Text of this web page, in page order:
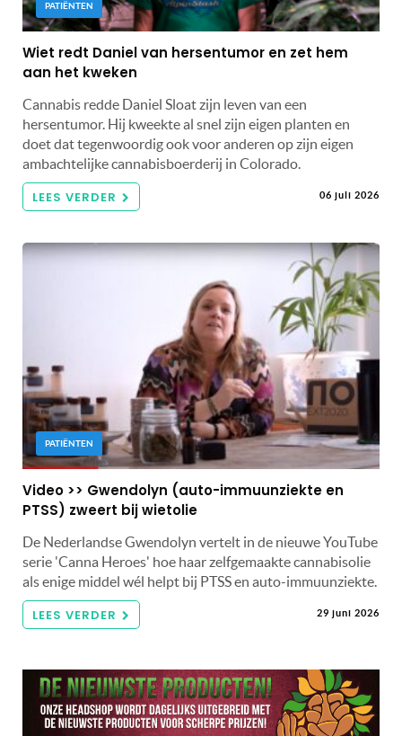
PATIËNTEN
Wiet redt Daniel van hersentumor en zet hem
aan het kweken
Cannabis redde Daniel Sloat zijn leven van een
hersentumor. Hij kweekte al snel zijn eigen planten en
doet dat tegenwoordig ook voor anderen op zijn eigen
ambachtelijke cannabisboerderij in Colorado.
LEES VERDER 06 juli 2026
PATIËNTEN
Video >> Gwendolyn (auto-immuunziekte en
PTSS) zweert bij wietolie
De Nederlandse Gwendolyn vertelt in de nieuwe YouTube
serie 'Canna Heroes' hoe haar zelfgemaakte cannabisolie
als enige middel wél helpt bij PTSS en auto-immuunziekte.
LEES VERDER 29 juni 2026